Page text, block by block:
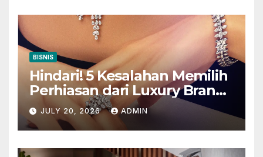
BISNIS
Hindari! 5 Kesalahan Memilih
Perhiasan dari Luxury Brands
in Indonesia
JULY 20, 2026 ADMIN